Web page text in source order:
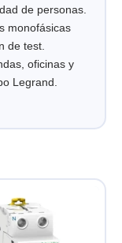
de personas.
monofásicas
de test.
oficinas y
Legrand.